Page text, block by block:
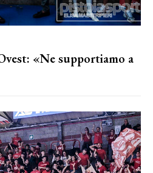
«Ne supportiamo a